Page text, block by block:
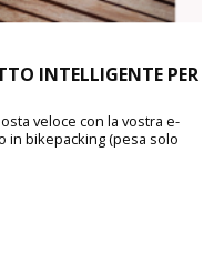
INTELLIGENTE PER
veloce con la vostra e-
in bikepacking (pesa solo